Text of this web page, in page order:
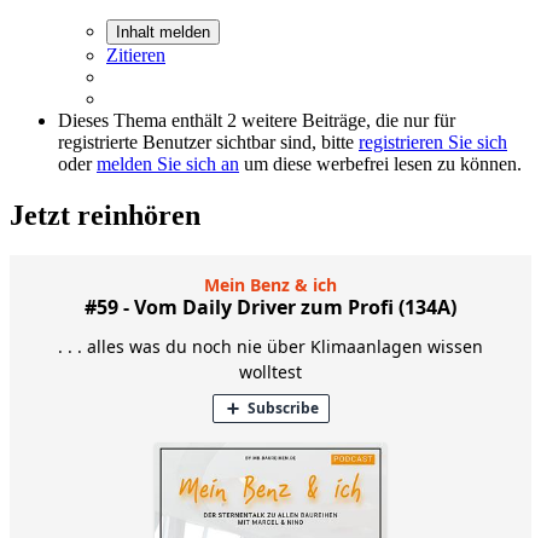
Inhalt melden
Zitieren
Dieses Thema enthält 2 weitere Beiträge, die nur für
registrierte Benutzer sichtbar sind, bitte registrieren Sie sich
odermelden Sie sich an um diese werbefrei lesen zu können.
Jetzt reinhören